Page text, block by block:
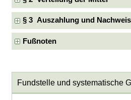
§ 3 Auszahlung und
Fußnoten
Fundstelle und systematische